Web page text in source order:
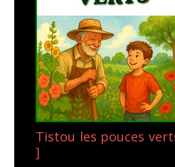
Tistou les pouces
]